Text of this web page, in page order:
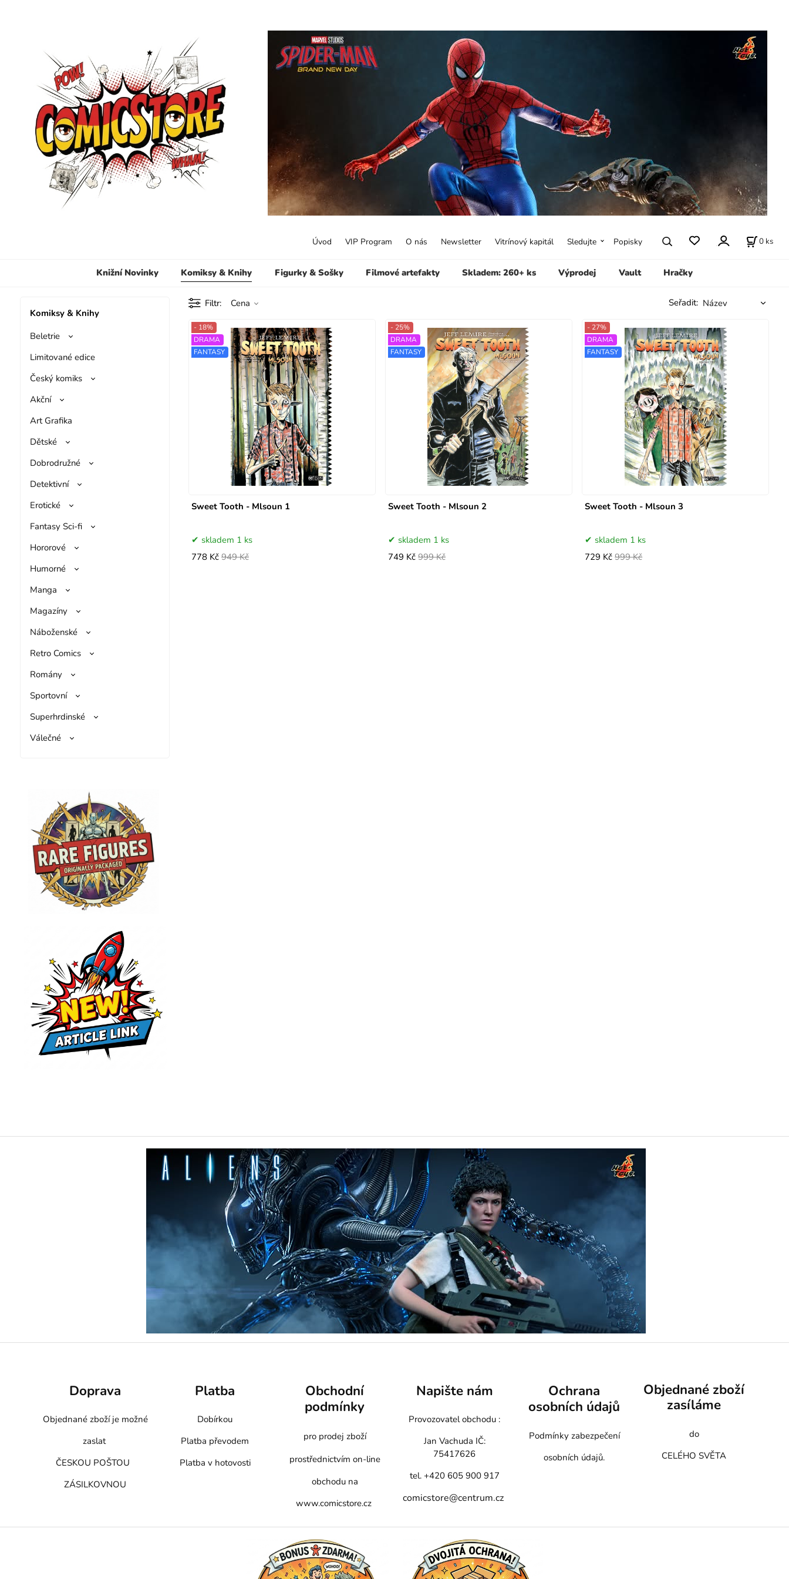
Knižní Novinky Komiksy & Knihy Figurky & Sošky Filmové artefakty Skladem: 260+ ks Výprodej Vault Hračky
Úvod VIP Program O nás Newsletter Vitrínový kapitál Sledujte Popisky 0 ks
Komiksy & Knihy
Beletrie
Limitované edice
Český komiks
Akční
Art Grafika
Dětské
Dobrodružné
Detektivní
Erotické
Fantasy Sci-fi
Hororové
Humorné
Manga
Magazíny
Náboženské
Retro Comics
Romány
Sportovní
Superhrdinské
Válečné
Filtr Cena Seřadit:
Sweet Tooth - Mlsoun 1
- 18%
DRAMA
FANTASY
skladem 1 ks
778 Kč 949 Kč
Sweet Tooth - Mlsoun 2
- 25%
DRAMA
FANTASY
skladem 1 ks
749 Kč 999 Kč
Sweet Tooth - Mlsoun 3
- 27%
DRAMA
FANTASY
skladem 1 ks
729 Kč 999 Kč
Doprava
Objednané zboží je možné
zaslat
ČESKOU POŠTOU
ZÁSILKOVNOU
Platba
Dobírkou
Platba převodem
Platba v hotovosti
Obchodní
podmínky
pro prodej zboží
prostřednictvím on-line
obchodu na
www.comicstore.cz
Napište nám
Provozovatel obchodu :
Jan Vachuda IČ:
75417626
tel. +420 605 900 917
comicstore@centrum.cz
Ochrana
osobních údajů
Podmínky zabezpečení
osobních údajů.
Objednané zboží
zasíláme
do
CELÉHO SVĚTA